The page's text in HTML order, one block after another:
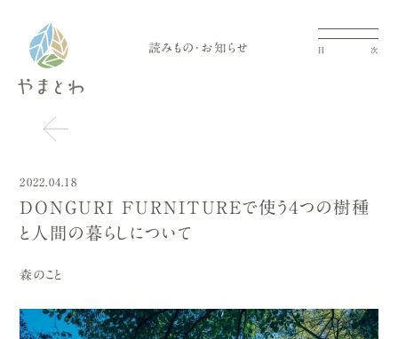
目 次
読みもの・お知らせ
2022.04.18
DONGURI FURNITUREで使う４つの樹種
と人間の暮らしについて
森のこと